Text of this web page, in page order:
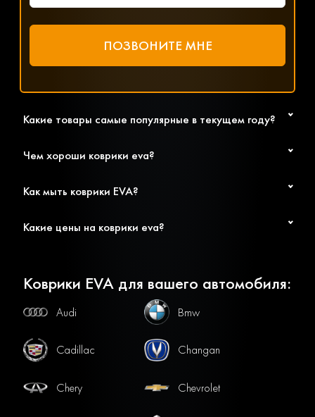
Какие товары самые популярные в текущем году?
Чем хороши коврики eva?
Как мыть коврики EVA?
Какие цены на коврики eva?
Коврики EVA для вашего автомобиля:
Audi Bmw
Cadillac Changan
Chery Chevrolet